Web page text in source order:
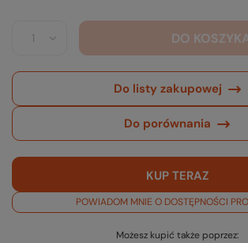
DO
Do listy zakupowej
Do porównania
KUP TERAZ
POWIADOM MNIE O DOSTĘPNOŚCI
Możesz kupić także poprzez: